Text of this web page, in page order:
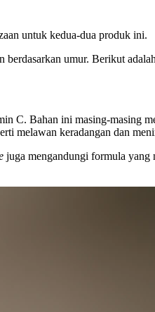
untuk kedua-dua produk ini.
umur. Berikut
C. Bahan ini masing-masing
melawan keradangan dan
juga mengandungi formula yang